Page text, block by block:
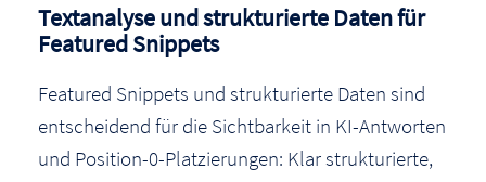
Textanalyse und strukturierte Daten für
Featured Snippets
Featured Snippets und strukturierte Daten sind
entscheidend für die Sichtbarkeit in KI-Antworten
und Position-0-Platzierungen: Klar strukturierte,